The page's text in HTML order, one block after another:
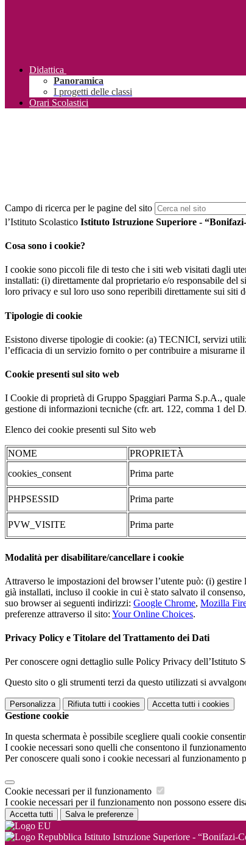
Didattica
Panoramica
I progetti delle classi
Orari Scolastici
Campo di ricerca per le pagine del sito
l’Istituto Scolastico Istituto Istruzione Superiore -
Cosa sono i cookie?
I cookie sono piccoli file di testo che i siti web visitati dagli
installati: (i) direttamente dal proprietario e/o responsabile
loro privacy e sul loro uso sono reperibili direttamente sui siti
Tipologie di cookie
Esistono diverse tipologie di cookie: (a) TECNICI, servizi
l’efficacia di un servizio fornito o per contribuire a misurarne
Cookie presenti sul sito web
I Cookie di proprietà di Gruppo Spaggiari Parma S.p.A.,
gestione di informazioni tecniche (cfr. art. 122, comma 1 del
Elenco dei cookie presenti sul Sito web
NOME PROPRIETÀ
cookies_consent
Prima parte
PHPSESSID Prima parte
PVW_VISITE Prima parte
Modalità per disabilitare/cancellare i cookie
Attraverso le impostazioni del browser l’utente può: (i)
già installati, incluso il cookie in cui è stato salvato il
suo browser ai seguenti indirizzi: Google Chrome, Mozilla
preferenze attraverso il sito: Your Online Choices.
Privacy Policy e Titolare del Trattamento dei Dati
Per conoscere ogni dettaglio sulle Policy Privacy dell’Istituto
Questo sito o gli strumenti terzi da questo utilizzati si
Personalizza Rifiuta tutti i cookies Accetta tutti i cookies
Gestione cookie
In questa schermata è possibile scegliere quali cookie
I cookie necessari sono quelli che consentono il
Per conoscere quali sono i cookie necessari al funzionamento
Cookie necessari per il funzionamento
I cookie necessari per il funzionamento non possono essere
Accetta tutti Salva le preferenze
Istituto Istruzione Superiore - “Bonifazi-